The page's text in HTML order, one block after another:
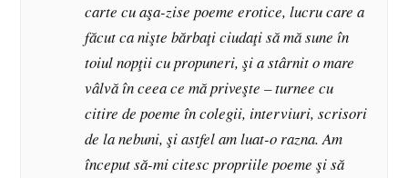
carte cu aşa-zise poeme erotice, lucru care a
făcut ca nişte bărbaţi ciudaţi să mă sune în
toiul nopţii cu propuneri, şi a stârnit o mare
vâlvă în ceea ce mă priveşte – turnee cu
citire de poeme în colegii, interviuri, scrisori
de la nebuni, şi astfel am luat-o razna. Am
început să-mi citesc propriile poeme şi să